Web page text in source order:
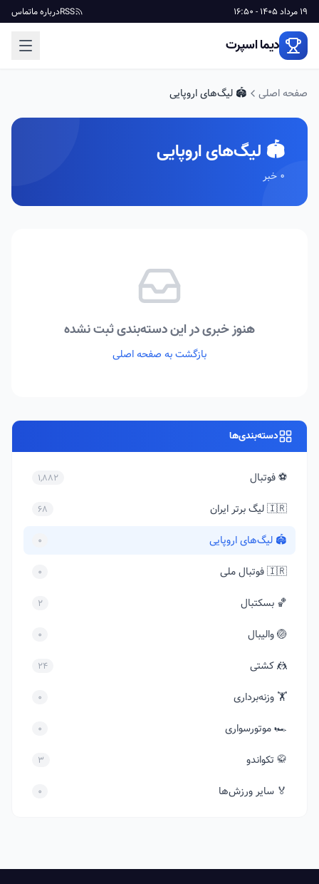
19 مرداد 1405 - 16:50 RSSدرباره ماتماس
دیما اسپرت
صفحه اصلی 🏟️ لیگ‌های اروپایی
🏟️ لیگ‌های اروپایی
0 خبر
هنوز خبری در این دسته‌بندی ثبت نشده
بازگشت به صفحه اصلی
دسته‌بندی‌ها
⚽ فوتبال 1,882
🇮🇷 لیگ برتر ایران 68
🏟️ لیگ‌های اروپایی 0
🇮🇷 فوتبال ملی 0
🏀 بسکتبال 2
🏐 والیبال 0
🤼 کشتی 24
🏋️ وزنه‌برداری 0
🏎️ موتورسواری 0
🥋 تکواندو 3
🏅 سایر ورزش‌ها 0